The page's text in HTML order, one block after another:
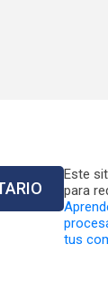
Este
para
tus